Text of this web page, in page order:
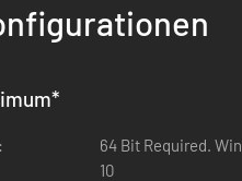
*
64 Bit Required.
10